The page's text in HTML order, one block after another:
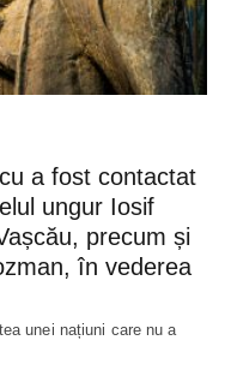
a fost contactat
ungur Iosif
precum și
în vederea
unei națiuni care nu a